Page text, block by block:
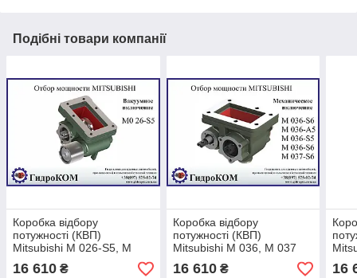
Подібні товари компанії
Коробка відбору
потужності (КВП)
Mitsubishi M 026-S5, M
027-S5
16 610 ₴
Коробка відбору
потужності (КВП)
Mitsubishi M 036, M 037
16 610₴ 16